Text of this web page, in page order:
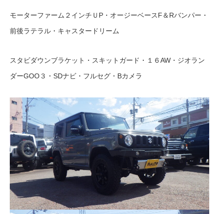
モーターファーム２インチＵP・オージーベースF＆Rバンパー・
前後ラテラル・キャスタードリーム
スタビダウンブラケット・スキットガード・１６AW・ジオラン
ダーGOO３・SDナビ・フルセグ・Bカメラ